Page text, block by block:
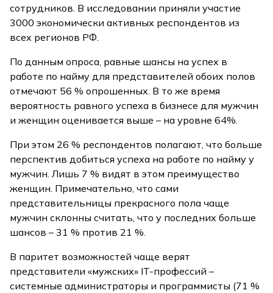
сотрудников. В исследовании приняли участие
3000 экономически активных респондентов из
всех регионов РФ.
По данным опроса, равные шансы на успех в
работе по найму для представителей обоих полов
отмечают 56 % опрошенных. В то же время
вероятность равного успеха в бизнесе для мужчин
и женщин оценивается выше – на уровне 64%.
При этом 26 % респондентов полагают, что больше
перспектив добиться успеха на работе по найму у
мужчин. Лишь 7 % видят в этом преимущество
женщин. Примечательно, что сами
представительницы прекрасного пола чаще
мужчин склонны считать, что у последних больше
шансов – 31 % против 21 %.
В паритет возможностей чаще верят
представители «мужских» IT-профессий –
системные администраторы и программисты (71 %